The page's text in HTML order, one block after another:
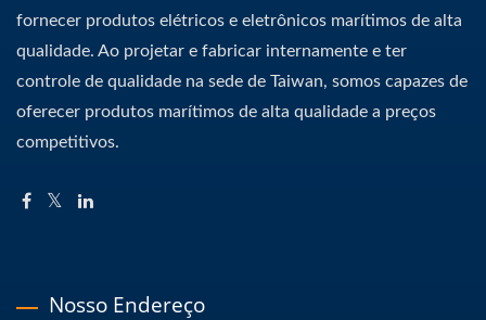
fornecer produtos elétricos e eletrônicos marítimos de alta
qualidade. Ao projetar e fabricar internamente e ter
controle de qualidade na sede de Taiwan, somos capazes de
oferecer produtos marítimos de alta qualidade a preços
competitivos.
Nosso Endereço